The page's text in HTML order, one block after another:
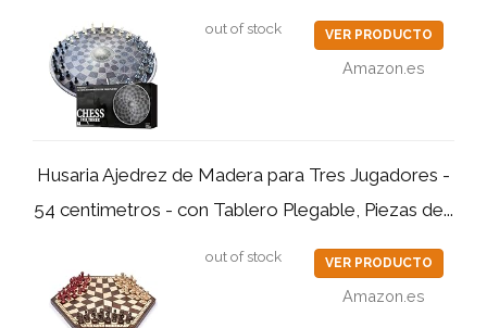
out of stock VER PRODUCTO
Amazon.es
Husaria Ajedrez de Madera para Tres Jugadores -
54 centimetros - con Tablero Plegable, Piezas de...
out of stock VER PRODUCTO
Amazon.es